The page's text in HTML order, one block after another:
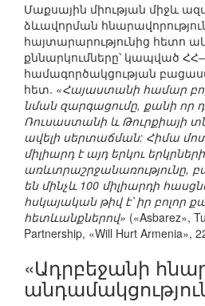
Մաքսային միության միջև
ձևավորման
հայտարարությունից հետո
քննարկումները՝ կապված
համագործակցության
հետ. «Հայաստանի համար
նման զարգացումը, քանի որ
Ռուսաստանի և Թուրքիայի
ավելի սերտաճման: Հիմա
միլիարդ է այդ երկու երկրների
առևտրաշրջանառությունը,
են մինչև 100 միլիարդի
հսկայական թիվ է՝ իր բոլոր
հետևանքներով» («Asbarez»,
Partnership, «Will Hurt Armenia»,
«Ադրբեջանի